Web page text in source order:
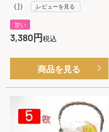
（1） レビューを見る
甘い
3,380 税込
商品を見る